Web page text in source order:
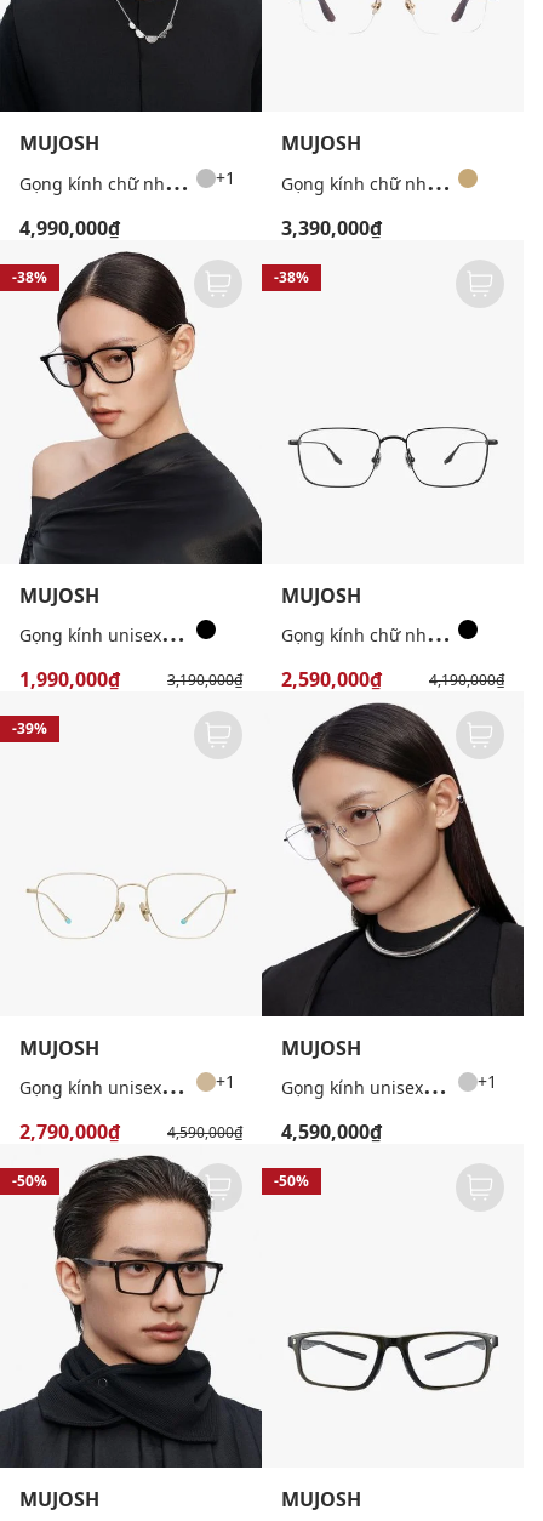
MUJOSH
G
ọng kính chữ nhật unisex bản mảnh +1
4,990,000₫
MUJOSH
G
ọng kính chữ nhật unisex không viền
3,390,000₫
-38%
MUJOSH
G
ọng kính unisex chữ nhật bản mảnh
1,990,000₫ 3,190,000₫
-38%
MUJOSH
G
ọng kính chữ nhật nam bản mỏng
2,590,000₫ 4,190,000₫
-39%
MUJOSH
G
ọng kính unisex chữ nhật bản mảnh +1
2,790,000₫ 4,590,000₫
MUJOSH
G
ọng kính unisex chữ nhật bản mảnh +1
4,590,000₫
-50%
MUJOSH
-50%
MUJOSH